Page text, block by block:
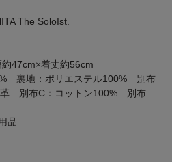
The SoloIst.
47cm×着丈約56cm
裏地：ポリエステル100% 別布
別布C：コットン100% 別布
品